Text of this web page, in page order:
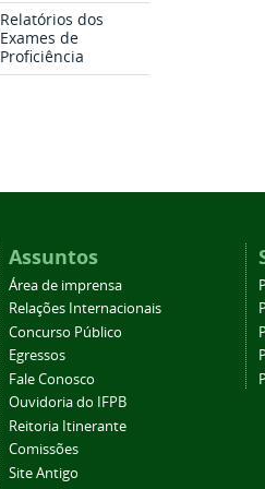
Relatórios dos
Exames de
Proficiência
Assuntos
Área de imprensa
Relações Internacionais
Concurso Público
Egressos
Fale Conosco
Ouvidoria do IFPB
Reitoria Itinerante
Comissões
Site Antigo